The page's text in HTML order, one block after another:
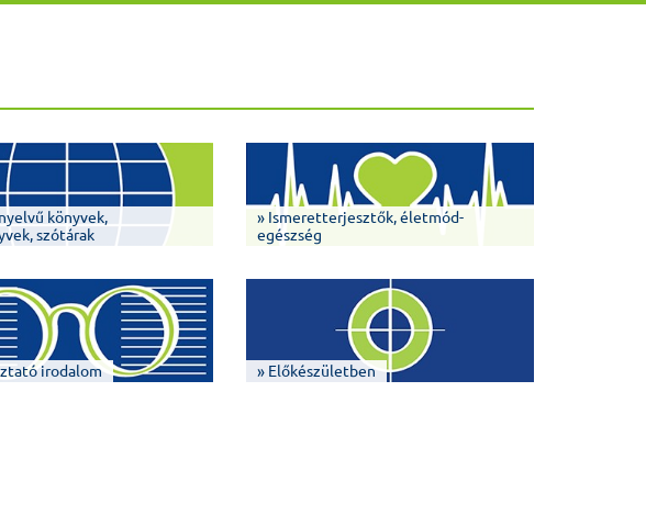
könyvek,
szótárak
» Ismeretterjesztők, életmód-
egészség
irodalom » Előkészületben